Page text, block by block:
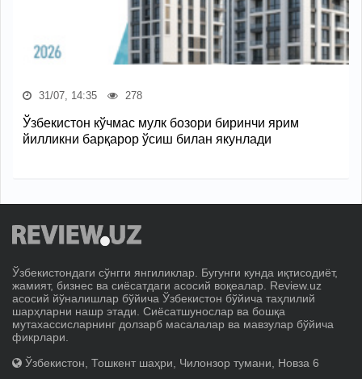
31/07, 14:35 278
Ўзбекистон кўчмас мулк бозори биринчи ярим
йилликни барқарор ўсиш билан якунлади
Ўзбекистондаги сўнгги янгиликлар. Бугунги кунда иқтисодиёт,
жамият, бизнес ва сиёсатдаги асосий воқеалар. Review.uz
асосий йўналишлар бўйича Ўзбекистон бўйича таҳлилий
шарҳларни нашр этади. Сиёсатшунослар ва бошқа
мутахассисларнинг долзарб масалалар ва мавзулар бўйича
фикрлари.
Ўзбекистон, Тошкент шаҳри, Чилонзор тумани, Новза 6